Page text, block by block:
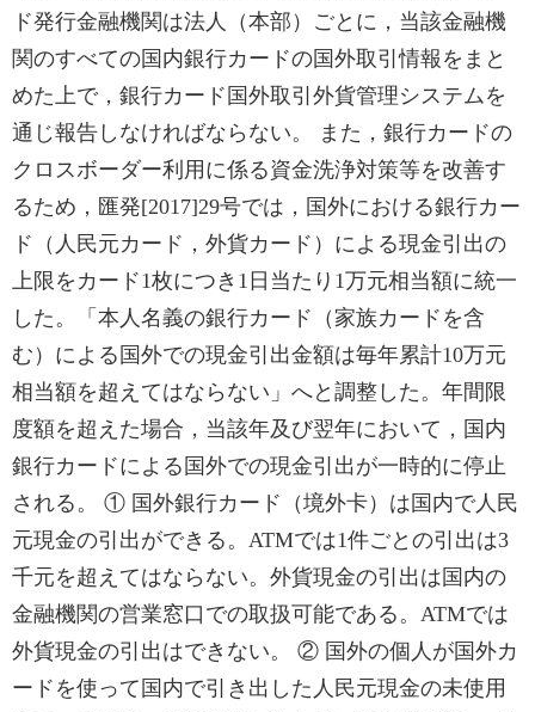
ド発行金融機関は法人（本部）ごとに，当該金融機
関のすべての国内銀行カードの国外取引情報をまと
めた上で，銀行カード国外取引外貨管理システムを
通じ報告しなければならない。 また，銀行カードの
クロスボーダー利用に係る資金洗浄対策等を改善す
るため，匯発[2017]29号では，国外における銀行カー
ド（人民元カード，外貨カード）による現金引出の
上限をカード1枚につき1日当たり1万元相当額に統一
した。「本人名義の銀行カード（家族カードを含
む）による国外での現金引出金額は毎年累計10万元
相当額を超えてはならない」へと調整した。年間限
度額を超えた場合，当該年及び翌年において，国内
銀行カードによる国外での現金引出が一時的に停止
される。 ① 国外銀行カード（境外卡）は国内で人民
元現金の引出ができる。ATMでは1件ごとの引出は3
千元を超えてはならない。外貨現金の引出は国内の
金融機関の営業窓口での取扱可能である。ATMでは
外貨現金の引出はできない。 ② 国外の個人が国外カ
ードを使って国内で引き出した人民元現金の未使用